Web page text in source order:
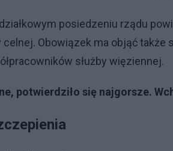
posiedzeniu rządu
celnej. Obowiązek ma objąć
służby więziennej.
potwierdziło się najgorsze.